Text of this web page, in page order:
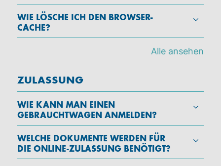
WIE LÖSCHE ICH DEN BROWSER-
CACHE?
Alle ansehen
ZULASSUNG
WIE KANN MAN EINEN
GEBRAUCHTWAGEN ANMELDEN?
WELCHE DOKUMENTE WERDEN FÜR
DIE ONLINE-ZULASSUNG BENÖTIGT?